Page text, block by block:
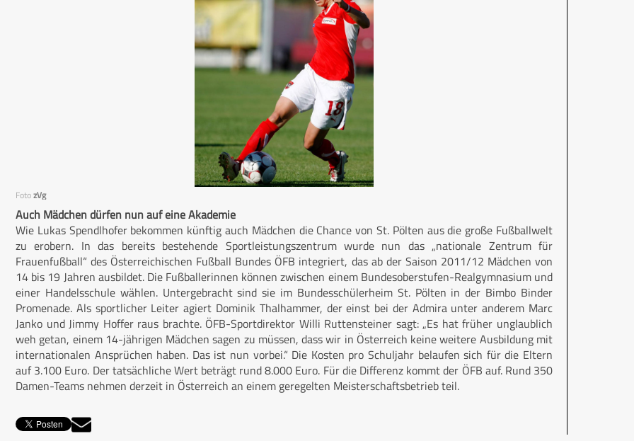
FotozVg
Auch Mädchen dürfen nun auf eine Akademie
Wie Lukas Spendlhofer bekommen künftig auch Mädchen die Chance von St. Pölten aus die große Fußballwelt
zu erobern. In das bereits bestehende Sportleistungszentrum wurde nun das „nationale Zentrum für
Frauenfußball“ des Österreichischen Fußball Bundes ÖFB integriert, das ab der Saison 2011/12 Mädchen von
14 bis 19 Jahren ausbildet. Die Fußballerinnen können zwischen einem Bundesoberstufen-Realgymnasium und
einer Handelsschule wählen. Untergebracht sind sie im Bundesschülerheim St. Pölten in der Bimbo Binder
Promenade. Als sportlicher Leiter agiert Dominik Thalhammer, der einst bei der Admira unter anderem Marc
Janko und Jimmy Hoffer raus brachte. ÖFB-Sportdirektor Willi Ruttensteiner sagt: „Es hat früher unglaublich
weh getan, einem 14-jährigen Mädchen sagen zu müssen, dass wir in Österreich keine weitere Ausbildung mit
internationalen Ansprüchen haben. Das ist nun vorbei.“ Die Kosten pro Schuljahr belaufen sich für die Eltern
auf 3.100 Euro. Der tatsächliche Wert beträgt rund 8.000 Euro. Für die Differenz kommt der ÖFB auf. Rund 350
Damen-Teams nehmen derzeit in Österreich an einem geregelten Meisterschaftsbetrieb teil.